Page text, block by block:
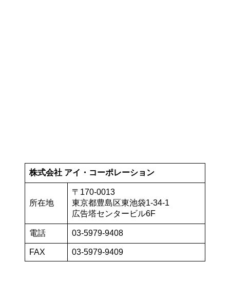
株式会社 アイ・コーポレーション
所在地
〒170-0013
東京都豊島区東池袋1-34-1
広告塔センタービル6F
電話 03-5979-9408
FAX 03-5979-9409